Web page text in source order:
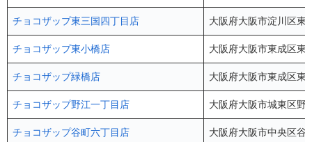
チョコザップ東三国四丁目店 大阪府大阪市淀川区
チョコザップ東小橋店 大阪府大阪市東成区
チョコザップ緑橋店 大阪府大阪市東成区
チョコザップ野江一丁目店 大阪府大阪市城東区
チョコザップ谷町六丁目店 大阪府大阪市中央区